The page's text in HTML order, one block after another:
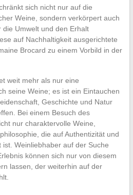
sich nicht nur auf die
Weine, sondern verkörpert auch
Umwelt und den Erhalt
auf Nachhaltigkeit ausgerichtete
Brocard zu einem Vorbild in der
weit mehr als nur eine
seine Weine; es ist ein Eintauchen
Geschichte und Natur
Bei einem Besuch des
nur charaktervolle Weine,
die auf Authentizität und
Weinliebhaber auf der Suche
können sich nur von diesem
lassen, der weiterhin auf der